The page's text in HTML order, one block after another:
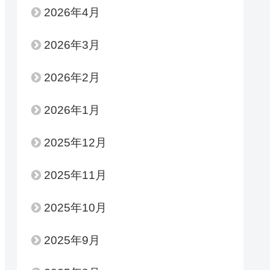
2026年4月
2026年3月
2026年2月
2026年1月
2025年12月
2025年11月
2025年10月
2025年9月